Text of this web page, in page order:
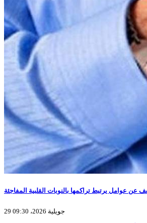
عن عوامل يرتبط تراكمها بالنوبات القلبية المفاجئة
29 جويلية 2026، 09:30